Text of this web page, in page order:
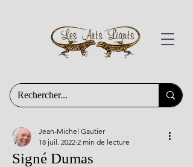
Signé Dumas
Jean-Michel Gautier
18 juil. 2022 2 min de lecture